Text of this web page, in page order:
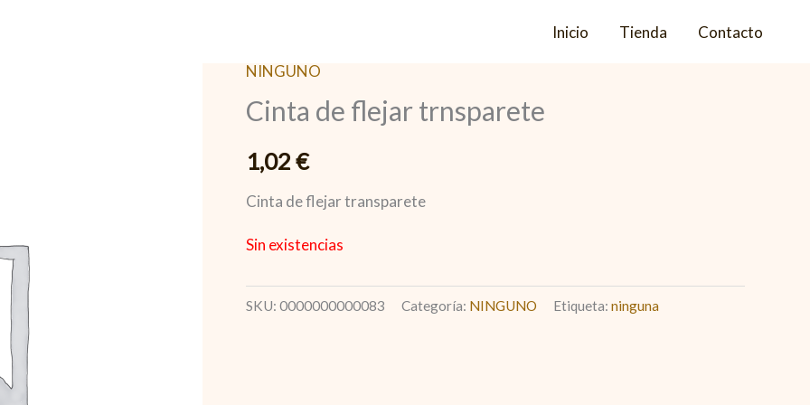
Inicio Tienda Contacto
NINGUNO
Cinta de flejar trnsparete
1,02 €
Cinta de flejar transparete
Sin existencias
SKU: 0000000000083 Categoría: NINGUNO Etiqueta: ninguna